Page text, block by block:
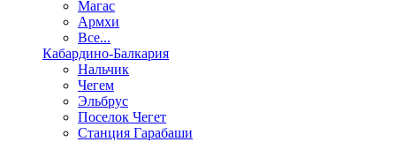
Магас
Армхи
Все...
Кабардино-Балкария
Нальчик
Чегем
Эльбрус
Поселок Чегет
Станция Гарабаши